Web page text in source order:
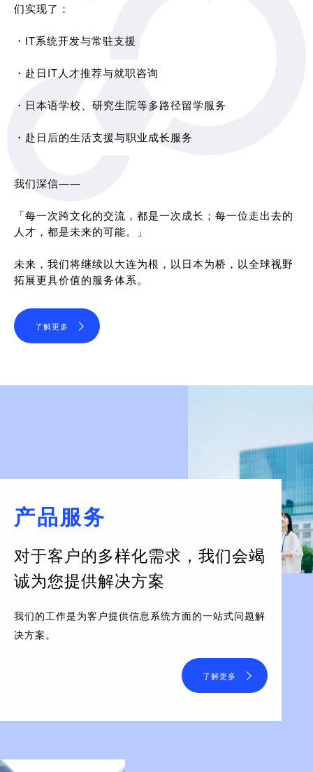
们实现了：
・IT系统开发与常驻支援
・赴日IT人才推荐与就职咨询
・日本语学校、研究生院等多路径留学服务
・赴日后的生活支援与职业成长服务
我们深信——
「每一次跨文化的交流，都是一次成长；每一位走出去的
人才，都是未来的可能。」
未来，我们将继续以大连为根，以日本为桥，以全球视野
拓展更具价值的服务体系。
了解更多
产品服务
对于客户的多样化需求， 我们会竭
诚为您提供解决方案
我们的工作是为客户提供信息系统方面的一站式问题解
决方案。
了解更多